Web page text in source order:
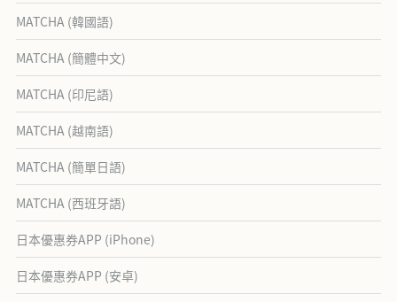
MATCHA (韓國語)
MATCHA (簡體中文)
MATCHA (印尼語)
MATCHA (越南語)
MATCHA (簡單日語)
MATCHA (西班牙語)
日本優惠券APP (iPhone)
日本優惠券APP (安卓)